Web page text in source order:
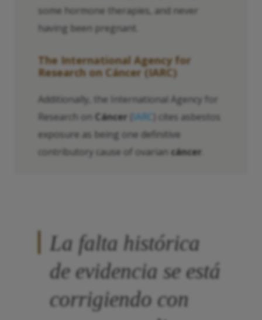
some hormone therapies, and never
having been pregnant.
The International Agency for
Research on Cáncer (IARC)
Additionally, the International Agency for
Research on Cáncer IARC
) cites asbestos
exposure as being one definitive
contributory cause of ovarian cáncer
La falta histórica
de evidencia se está
corrigiendo con